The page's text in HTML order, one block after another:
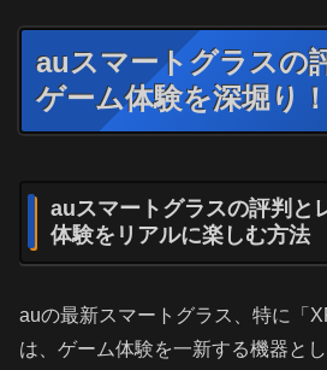
auスマートグラスの
ゲーム体験を深堀り！
auスマートグラスの評判と
体験をリアルに楽しむ方法
auの最新スマートグラス、特に「
は、ゲーム体験を一新する機器と